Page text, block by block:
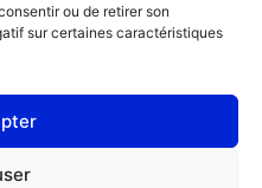
ou de retirer son
sur certaines caractéristiques